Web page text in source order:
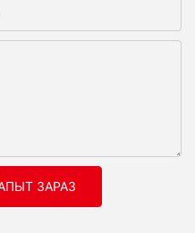
ЗАРАЗ